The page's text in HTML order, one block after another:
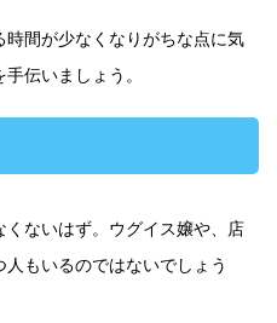
間が少なくなりがちな点に気
伝いましょう。
ないはず。ウグイス嬢や、店
もいるのではないでしょう